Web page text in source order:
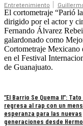
Entretenimiento
El cortometraje “Parió
dirigido por el actor y
Fernando Álvarez
galardonado como
Cortometraje Mexicano
en el Festival
de Guanajuato.
“El Barrio Se Quema II”:
regresa al rap con un
esperanza para las nuevas
generaciones desde